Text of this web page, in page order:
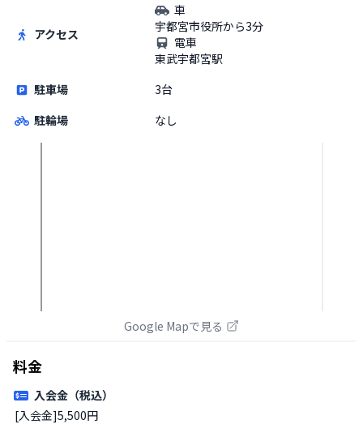
アクセス
車
宇都宮市役所から3分
電車
東武宇都宮駅
駐車場
3台
駐輪場
なし
Google Mapで見る
料金
入会金（税込）
[入会金]5,500円